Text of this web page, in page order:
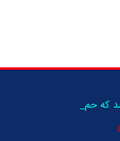
حمله _